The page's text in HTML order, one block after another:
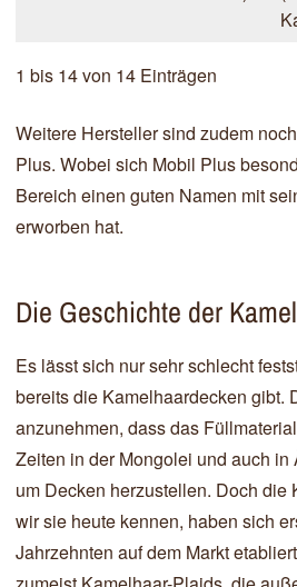
1 bis 14 von 14 Einträgen
Weitere Hersteller sind zudem
Plus. Wobei sich Mobil Plus
Bereich einen guten Namen mit
erworben hat.
Die Geschichte der
Es lässt sich nur sehr schlecht
bereits die Kamelhaardecken gibt.
anzunehmen, dass das
Zeiten in der Mongolei und auch in
um Decken herzustellen. Doch die
wir sie heute kennen, haben sich
Jahrzehnten auf dem Markt